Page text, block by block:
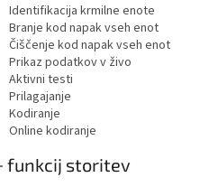
Identifikacija krmilne enote
Branje kod napak vseh enot
Čiščenje kod napak vseh enot
Prikaz podatkov v živo
Aktivni testi
Prilagajanje
Kodiranje
Online kodiranje
funkcij storitev